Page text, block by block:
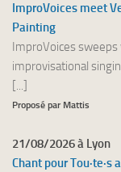
ImproVoices meet
Painting
ImproVoices
improvisational
[...]
Proposé par Mattis
21/08/2026 à Lyon
Chant pour